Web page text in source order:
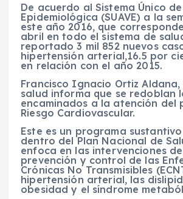
De acuerdo al Sistema Único
Epidemiológica (SUAVE) a la
este año 2016, que
abril en todo el sistema de
reportado 3 mil 852 nuevos
hipertensión arterial,16.5 por
en relación con el año 2015.
Francisco Ignacio Ortiz
salud informa que se redoblan
encaminados a la atención del
Riesgo Cardiovascular.
Este es un programa
dentro del Plan Nacional de
enfoca en las intervenciones
prevención y control de las
Crónicas No Transmisibles
hipertensión arterial, las
obesidad y el síndrome